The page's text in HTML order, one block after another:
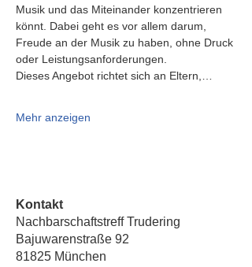
Musik und das Miteinander konzentrieren
könnt. Dabei geht es vor allem darum,
Freude an der Musik zu haben, ohne Druck
oder Leistungsanforderungen.
Dieses Angebot richtet sich an Eltern,…
Mehr anzeigen
Kontakt
Nachbarschaftstreff Trudering
Bajuwarenstraße 92
81825 München